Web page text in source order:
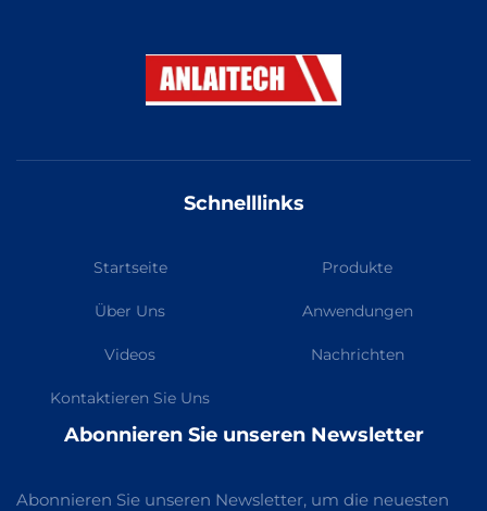
Schnelllinks
Startseite Produkte
Über Uns Anwendungen
Videos Nachrichten
Kontaktieren Sie Uns
Abonnieren Sie unseren Newsletter
Abonnieren Sie unseren Newsletter, um die neuesten